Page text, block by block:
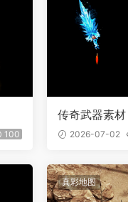
100
传奇武器素
刀 内外观齐
2026-07-02
真彩地图